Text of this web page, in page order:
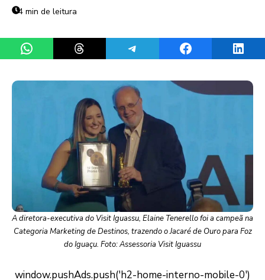
4 min de leitura
Share on WhatsAppShare on ThreadsShare on TelegramShare on Facebook
A diretora-executiva do Visit Iguassu, Elaine Tenerello foi a campeã na
Categoria Marketing de Destinos, trazendo o Jacaré de Ouro para Foz
do Iguaçu. Foto: Assessoria Visit Iguassu